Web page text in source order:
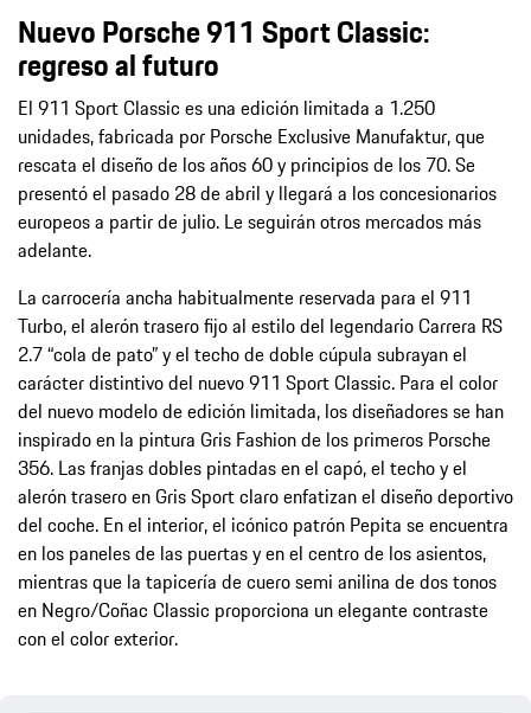
Nuevo Porsche 911 Sport Classic:
regreso al futuro
El 911 Sport Classic es una edición limitada a 1.250
unidades, fabricada por Porsche Exclusive Manufaktur, que
rescata el diseño de los años 60 y principios de los 70. Se
presentó el pasado 28 de abril y llegará a los concesionarios
europeos a partir de julio. Le seguirán otros mercados más
adelante.
La carrocería ancha habitualmente reservada para el 911
Turbo, el alerón trasero fijo al estilo del legendario Carrera RS
2.7 “cola de pato” y el techo de doble cúpula subrayan el
carácter distintivo del nuevo 911 Sport Classic. Para el color
del nuevo modelo de edición limitada, los diseñadores se han
inspirado en la pintura Gris Fashion de los primeros Porsche
356. Las franjas dobles pintadas en el capó, el techo y el
alerón trasero en Gris Sport claro enfatizan el diseño deportivo
del coche. En el interior, el icónico patrón Pepita se encuentra
en los paneles de las puertas y en el centro de los asientos,
mientras que la tapicería de cuero semi anilina de dos tonos
en Negro/Coñac Classic proporciona un elegante contraste
con el color exterior.